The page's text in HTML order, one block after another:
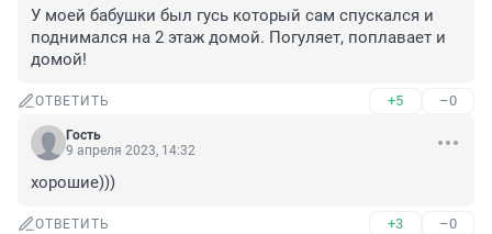
У моей бабушки был гусь который сам спускался и
поднимался на 2 этаж домой. Погуляет, поплавает и
домой!
ОТВЕТИТЬ +5 –0
Гость
9 апреля 2023, 14:32
хорошие)))
ОТВЕТИТЬ +3 –0